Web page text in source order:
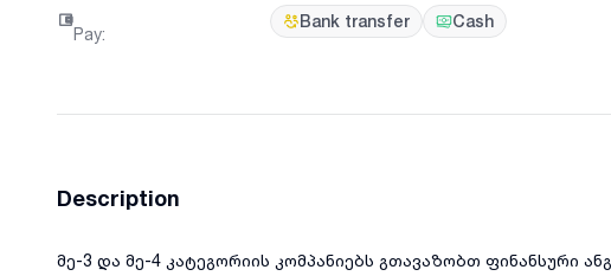
Pay:
Bank transfer Cash
Description
მე-3 და მე-4 კატეგორიის კომპანიებს გთავაზობთ ფინანსური